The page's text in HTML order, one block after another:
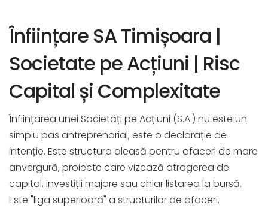
Înființare SA Timișoara |
Societate pe Acțiuni | Risc
Capital și Complexitate
Înființarea unei Societăți pe Acțiuni (S.A.) nu este un
simplu pas antreprenorial; este o declarație de
intenție. Este structura aleasă pentru afaceri de mare
anvergură, proiecte care vizează atragerea de
capital, investiții majore sau chiar listarea la bursă.
Este "liga superioară" a structurilor de afaceri.